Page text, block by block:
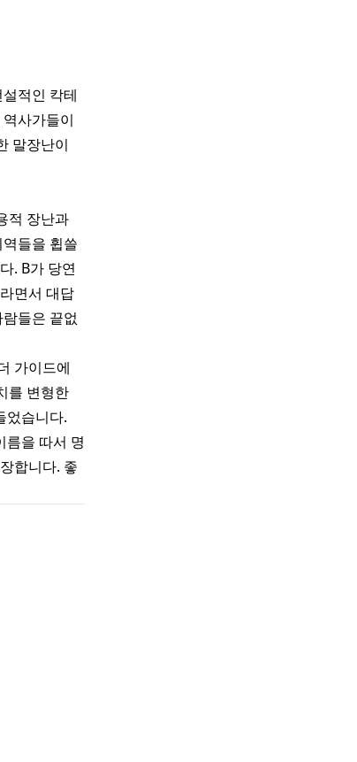
적인 칵테
사가들이
말장난이
적 장난과
들을 휩쓸
. B가 당연
면서 대답
들은 끝없
가이드에
를 변형한
었습니다.
름을 따서 명
합니다. 좋